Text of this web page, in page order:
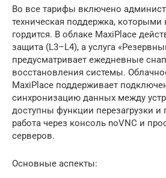
Во все тарифы включено
техническая поддержка,
гордится. В облаке MaxiPlace
защита (L3–L4), а услуга
предусматривает ежедневные
восстановления системы.
MaxiPlace поддерживает
синхронизацию данных между
доступны функции перезагрузки и
работа через консоль noVNC и
серверов.
Основные аспекты: